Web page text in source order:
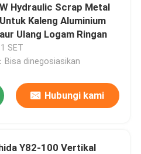
Hydraulic Scrap Metal
Kaleng Aluminium
Ulang Logam Ringan
SET
Bisa dinegosiasikan
Hubungi kami
Y82-100 Vertikal